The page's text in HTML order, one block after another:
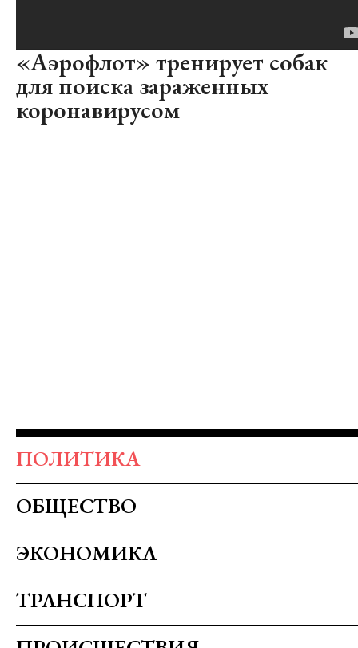
«Аэрофлот» тренирует собак
для поиска зараженных
коронавирусом
ПОЛИТИКА
ОБЩЕСТВО
ЭКОНОМИКА
ТРАНСПОРТ